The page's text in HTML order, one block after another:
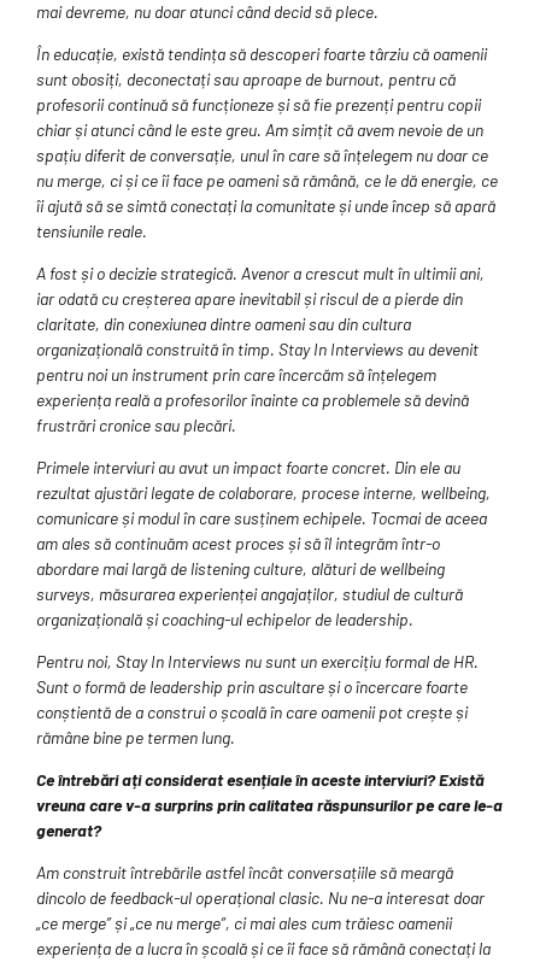
mai devreme, nu doar atunci când decid să plece.
În educație, există tendința să descoperi foarte târziu că oamenii
sunt obosiți, deconectați sau aproape de burnout, pentru că
profesorii continuă să funcționeze și să fie prezenți pentru copii
chiar și atunci când le este greu. Am simțit că avem nevoie de un
spațiu diferit de conversație, unul în care să înțelegem nu doar ce
nu merge, ci și ce îi face pe oameni să rămână, ce le dă energie, ce
îi ajută să se simtă conectați la comunitate și unde încep să apară
tensiunile reale.
A fost și o decizie strategică. Avenor a crescut mult în ultimii ani,
iar odată cu creșterea apare inevitabil și riscul de a pierde din
claritate, din conexiunea dintre oameni sau din cultura
organizațională construită în timp. Stay In Interviews au devenit
pentru noi un instrument prin care încercăm să înțelegem
experiența reală a profesorilor înainte ca problemele să devină
frustrări cronice sau plecări.
Primele interviuri au avut un impact foarte concret. Din ele au
rezultat ajustări legate de colaborare, procese interne, wellbeing,
comunicare și modul în care susținem echipele. Tocmai de aceea
am ales să continuăm acest proces și să îl integrăm într-o
abordare mai largă de listening culture, alături de wellbeing
surveys, măsurarea experienței angajaților, studiul de cultură
organizațională și coaching-ul echipelor de leadership.
Pentru noi, Stay In Interviews nu sunt un exercițiu formal de HR.
Sunt o formă de leadership prin ascultare și o încercare foarte
conștientă de a construi o școală în care oamenii pot crește și
rămâne bine pe termen lung.
Ce întrebări ați considerat esențiale în aceste interviuri? Există
vreuna care v-a surprins prin calitatea răspunsurilor pe care le-a
generat?
Am construit întrebările astfel încât conversațiile să meargă
dincolo de feedback-ul operațional clasic. Nu ne-a interesat doar
„ce merge” și „ce nu merge”, ci mai ales cum trăiesc oamenii
experiența de a lucra în școală și ce îi face să rămână conectați la